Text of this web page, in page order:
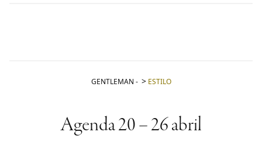
GENTLEMAN - ESTILO
Agenda 20 – 26 abril